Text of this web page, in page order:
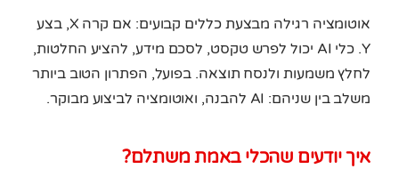
אוטומציה רגילה מבצעת כללים קבועים: אם קרה X, בצע
Y. כלי AI יכול לפרש טקסט, לסכם מידע, להציע החלטות,
לחלץ משמעות ולנסח תוצאה. בפועל, הפתרון הטוב ביותר
משלב בין שניהם: AI להבנה, ואוטומציה לביצוע מבוקר.
איך יודעים שהכלי באמת משתלם?